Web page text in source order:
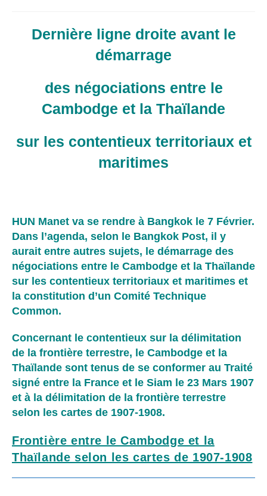
Dernière ligne droite avant le
démarrage
des négociations entre le
Cambodge et la Thaïlande
sur les contentieux territoriaux et
maritimes
HUN Manet va se rendre à Bangkok le 7 Février.
Dans l’agenda, selon le Bangkok Post, il y
aurait entre autres sujets, le démarrage des
négociations entre le Cambodge et la Thaïlande
sur les contentieux territoriaux et maritimes et
la constitution d’un Comité Technique
Common.
Concernant le contentieux sur la délimitation
de la frontière terrestre, le Cambodge et la
Thaïlande sont tenus de se conformer au Traité
signé entre la France et le Siam le 23 Mars 1907
et à la délimitation de la frontière terrestre
selon les cartes de 1907-1908.
Frontière entre le Cambodge et la
Thaïlande selon les cartes de 1907-1908